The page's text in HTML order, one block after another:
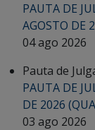
PAUTA DE
AGOSTO DE
04 ago 2026
Pauta de
PAUTA DE
DE 2026
03 ago 2026